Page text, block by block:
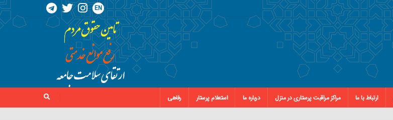
EN
ارتباط با ما مراکز مراقبت پرستاری در منزل درباره ما استعلام پرستار
رفاهی